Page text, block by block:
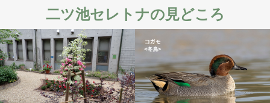
二ツ池セレトナの見どころ